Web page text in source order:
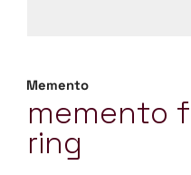
Memento
memento
ring